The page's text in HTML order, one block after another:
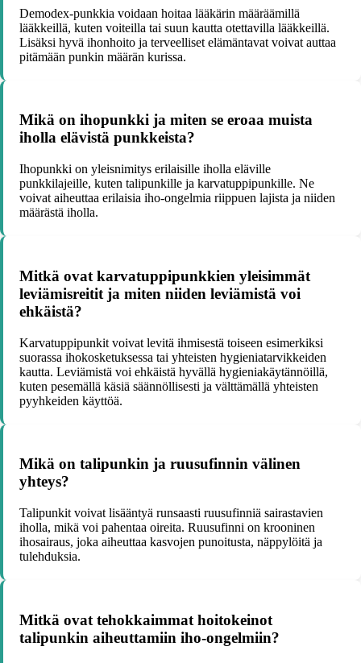
Demodex-punkkia voidaan hoitaa lääkärin määräämillä
lääkkeillä, kuten voiteilla tai suun kautta otettavilla lääkkeillä.
Lisäksi hyvä ihonhoito ja terveelliset elämäntavat voivat auttaa
pitämään punkin määrän kurissa.
Mikä on ihopunkki ja miten se eroaa muista
iholla elävistä punkkeista?
Ihopunkki on yleisnimitys erilaisille iholla eläville
punkkilajeille, kuten talipunkille ja karvatuppipunkille. Ne
voivat aiheuttaa erilaisia iho-ongelmia riippuen lajista ja niiden
määrästä iholla.
Mitkä ovat karvatuppipunkkien yleisimmät
leviämisreitit ja miten niiden leviämistä voi
ehkäistä?
Karvatuppipunkit voivat levitä ihmisestä toiseen esimerkiksi
suorassa ihokosketuksessa tai yhteisten hygieniatarvikkeiden
kautta. Leviämistä voi ehkäistä hyvällä hygieniakäytännöillä,
kuten pesemällä käsiä säännöllisesti ja välttämällä yhteisten
pyyhkeiden käyttöä.
Mikä on talipunkin ja ruusufinnin välinen
yhteys?
Talipunkit voivat lisääntyä runsaasti ruusufinniä sairastavien
iholla, mikä voi pahentaa oireita. Ruusufinni on krooninen
ihosairaus, joka aiheuttaa kasvojen punoitusta, näppylöitä ja
tulehduksia.
Mitkä ovat tehokkaimmat hoitokeinot
talipunkin aiheuttamiin iho-ongelmiin?